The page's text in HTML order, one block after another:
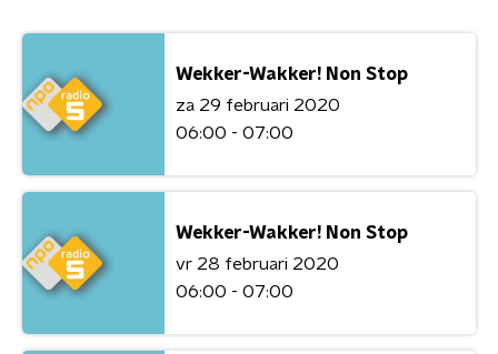
Wekker-Wakker! Non Stop
za 29 februari 2020
06:00 - 07:00
Wekker-Wakker! Non Stop
vr 28 februari 2020
06:00 - 07:00